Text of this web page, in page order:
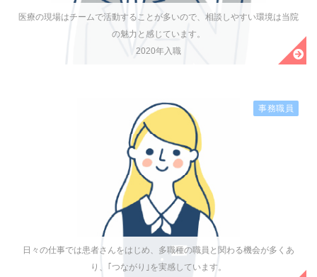
医療の現場はチームで活動することが多いので、相談しやすい環境は当院
の魅力と感じています。
2020年入職
日々の仕事では患者さんをはじめ、多職種の職員と関わる機会が多くあ
り、｢つながり｣を実感しています。
事務職員